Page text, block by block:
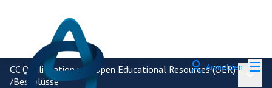
Anmelden
CC Qualifikation und Open Educational Resources (OER)
/Beschlüsse